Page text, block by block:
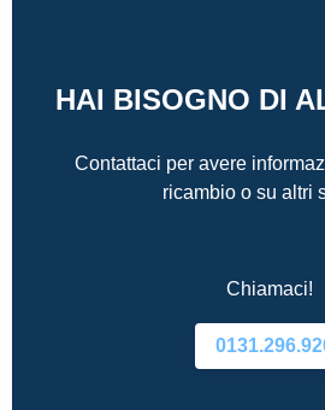
HAI BISOGNO DI
Contattaci per avere
ricambio o su altri
Chiamaci!